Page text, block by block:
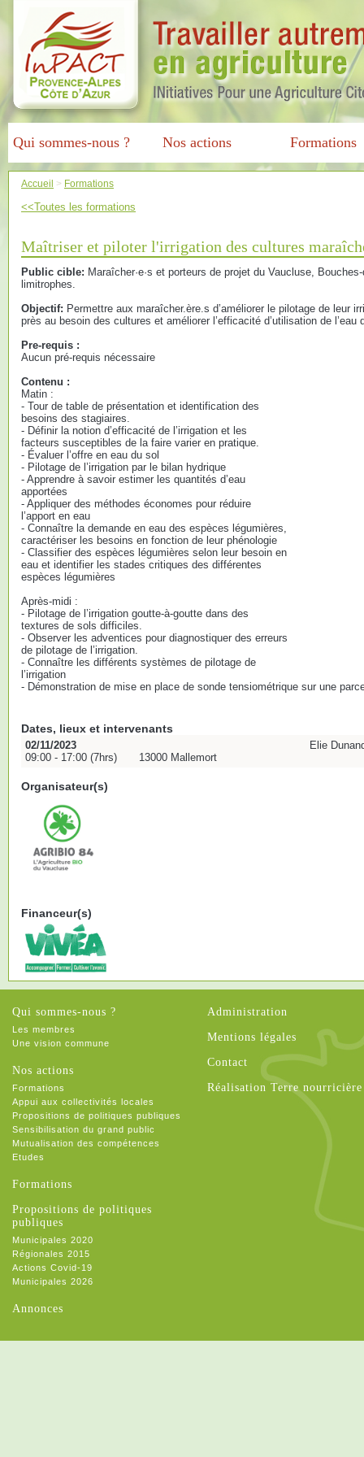
Qui sommes-nous ? Nos actions Formations
Accueil > Formations
<<Toutes les formations
Maîtriser et piloter l'irrigation des cultures
Public cible: Maraîcher·e·s et porteurs de projet du Vaucluse,
limitrophes.
Objectif: Permettre aux maraîcher.ère.s d’améliorer le pilotage de leur
près au besoin des cultures et améliorer l’efficacité d’utilisation de l’eau
Pre-requis :
Aucun pré-requis nécessaire
Contenu :
Matin :
- Tour de table de présentation et identification des
besoins des stagiaires.
- Définir la notion d’efficacité de l’irrigation et les
facteurs susceptibles de la faire varier en pratique.
- Évaluer l’offre en eau du sol
- Pilotage de l’irrigation par le bilan hydrique
- Apprendre à savoir estimer les quantités d’eau
apportées
- Appliquer des méthodes économes pour réduire
l’apport en eau
- Connaître la demande en eau des espèces légumières,
caractériser les besoins en fonction de leur phénologie
- Classifier des espèces légumières selon leur besoin en
eau et identifier les stades critiques des différentes
espèces légumières
Après-midi :
- Pilotage de l’irrigation goutte-à-goutte dans des
textures de sols difficiles.
- Observer les adventices pour diagnostiquer des erreurs
de pilotage de l’irrigation.
- Connaître les différents systèmes de pilotage de
l’irrigation
- Démonstration de mise en place de sonde tensiométrique sur une
Dates, lieux et intervenants
02/11/2023
09:00 - 17:00 (7hrs)
13000 Mallemort
Elie
Organisateur(s)
Financeur(s)
Qui sommes-nous ?
Les membres
Une vision commune
Nos actions
Formations
Appui aux collectivités locales
Propositions de politiques publiques
Sensibilisation du grand public
Mutualisation des compétences
Etudes
Formations
Propositions de politiques
publiques
Municipales 2020
Régionales 2015
Actions Covid-19
Municipales 2026
Annonces
Administration
Mentions légales
Contact
Réalisation Terre nourricière